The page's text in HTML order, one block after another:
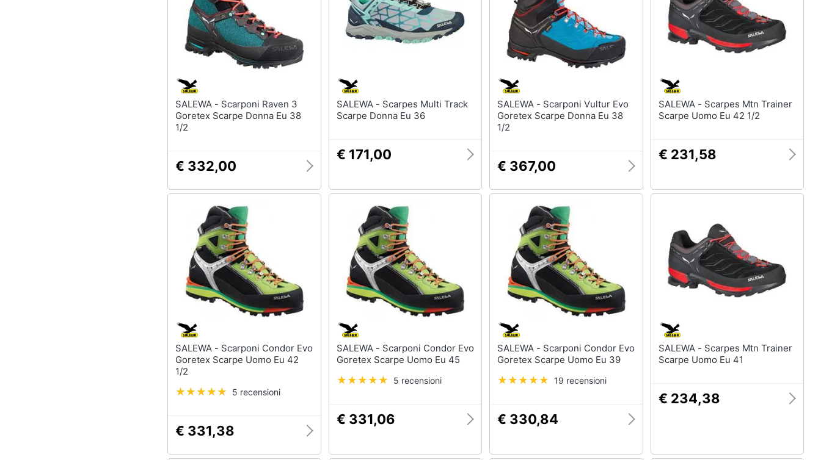
SALEWA - Scarponi Raven 3
Goretex Scarpe Donna Eu 38
1/2
€ 332,00
SALEWA - Scarpes Multi Track
Scarpe Donna Eu 36
€ 171,00
SALEWA - Scarponi Vultur Evo
Goretex Scarpe Donna Eu 38
1/2
€ 367,00
SALEWA - Scarpes Mtn Trainer
Scarpe Uomo Eu 42 1/2
€ 231,58
SALEWA - Scarponi Condor Evo
Goretex Scarpe Uomo Eu 42
1/2
5 recensioni
€ 331,38
SALEWA - Scarponi Condor Evo
Goretex Scarpe Uomo Eu 45
5 recensioni
€ 331,06
SALEWA - Scarponi Condor Evo
Goretex Scarpe Uomo Eu 39
19 recensioni
€ 330,84
SALEWA - Scarpes Mtn Trainer
Scarpe Uomo Eu 41
€ 234,38